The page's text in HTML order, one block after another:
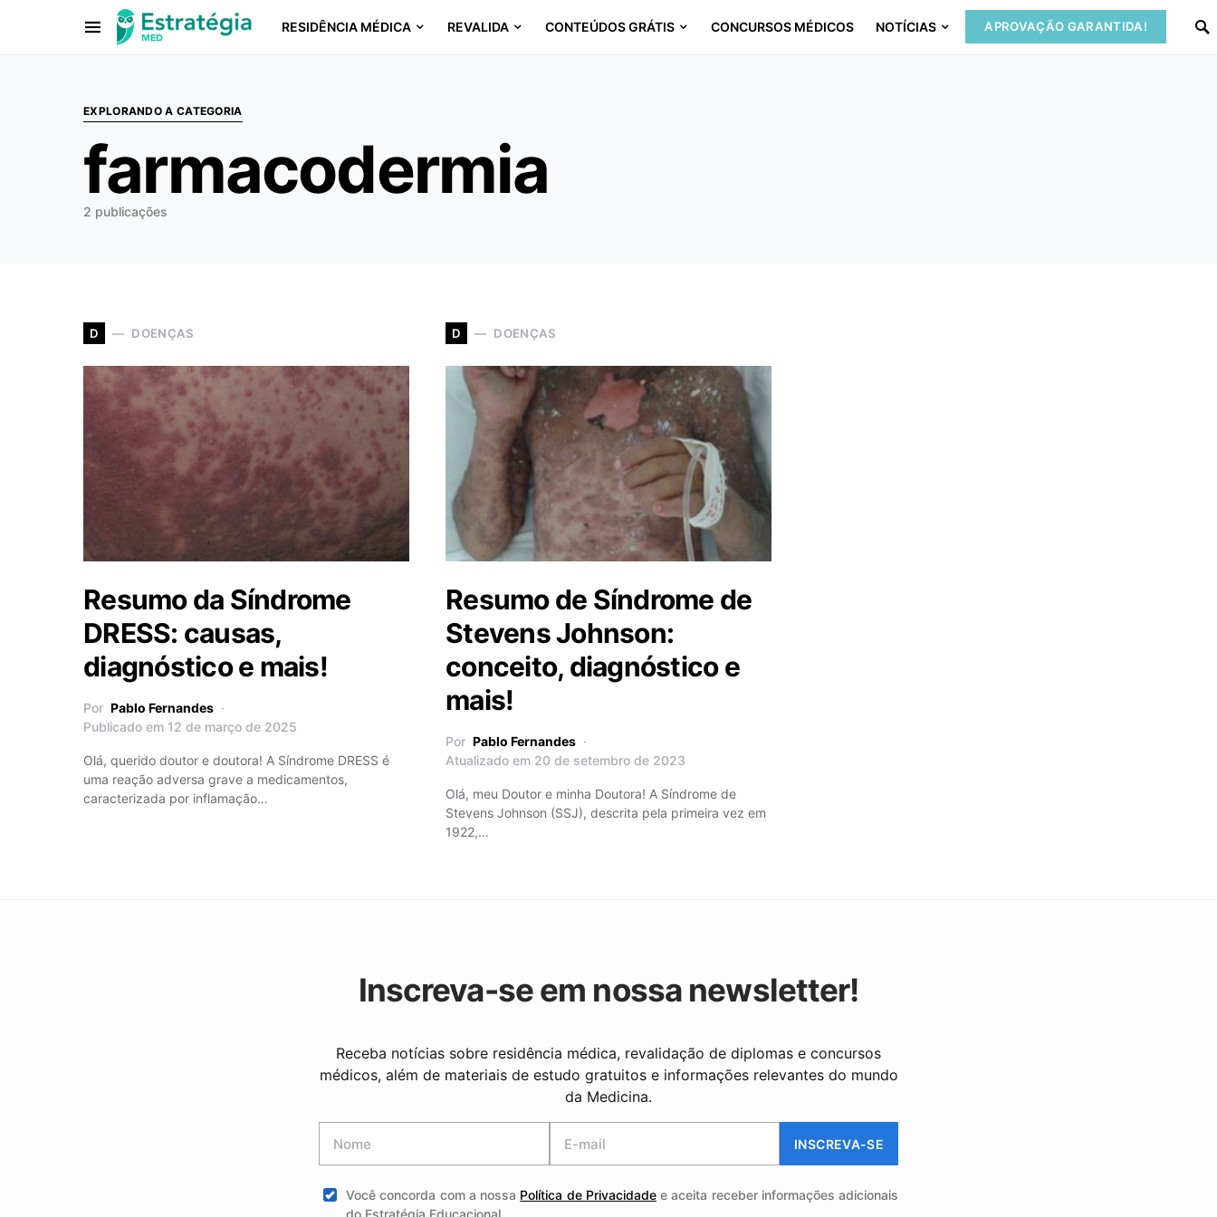
RESIDÊNCIA MÉDICA REVALIDA CONTEÚDOS GRÁTIS CONCURSOS MÉDICOS NOTÍCIAS APROVAÇÃO GARANTIDA!
Procurar:
EXPLORANDO A CATEGORIA
farmacodermia
2 publicações
D DOENÇAS
Resumo da Síndrome
DRESS: causas,
diagnóstico e mais!
Por Pablo Fernandes
Publicado em 12 de março de 2025
Olá, querido doutor e doutora! A Síndrome DRESS é
uma reação adversa grave a medicamentos,
caracterizada por inflamação…
D DOENÇAS
Resumo de Síndrome de
Stevens Johnson:
conceito, diagnóstico e
mais!
Por Pablo Fernandes
Atualizado em 20 de setembro de 2023
Olá, meu Doutor e minha Doutora! A Síndrome de
Stevens Johnson (SSJ), descrita pela primeira vez em
1922,…
Inscreva-se em nossa newsletter!
Receba notícias sobre residência médica, revalidação de diplomas e concursos
médicos, além de materiais de estudo gratuitos e informações relevantes do mundo
da Medicina.
INSCREVA-SE
Você concorda com a nossa Política de Privacidadee aceita receber informações adicionais
do Estratégia Educacional.